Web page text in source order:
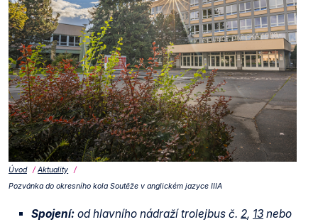
Úvod
Aktuality
Pozvánka do okresního kola Soutěže v anglickém jazyce IIIA
Spojení: od hlavního nádraží trolejbus č. 2, 13 nebo